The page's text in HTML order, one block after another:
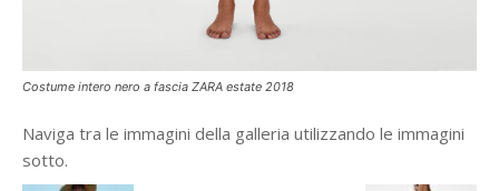
Costume intero nero a fascia ZARA estate 2018
Naviga tra le immagini della galleria utilizzando le immagini
sotto.